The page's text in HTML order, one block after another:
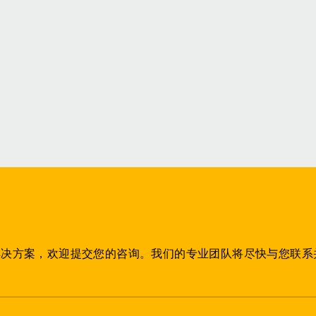
方案，欢迎提交您的咨询。我们的专业团队将尽快与您联系